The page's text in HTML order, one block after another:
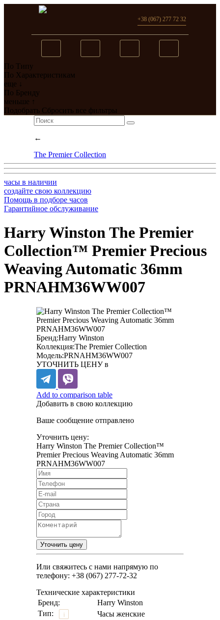
Вы добавили в сравнение
перейти
+38 (067) 277 72 32
По Типу
По Характеристикам
еще ↓
По Бренду
меньше ↑
Подобрать Сбросить все фильтры
←
The Premier Collection
часы в наличии
создайте свою коллекцию
Помощь в подборе часов
Гарантийное обслуживание
Harry Winston The Premier
Collection™ Premier Precious
Weaving Automatic 36mm
PRNAHM36WW007
Бренд:Harry Winston
Коллекция:The Premier Collection
Модель:PRNAHM36WW007
УТОЧНИТЬ ЦЕНУ в
Add to comparison table
Добавить в свою коллекцию
Ваше сообщение отправлено
Уточнить цену:
Harry Winston The Premier Collection™
Premier Precious Weaving Automatic 36mm
PRNAHM36WW007
Или свяжитесь с нами напрямую по
телефону: +38 (067) 277-72-32
Технические характеристики
Бренд:
Harry Winston
Тип:
i
Часы женские